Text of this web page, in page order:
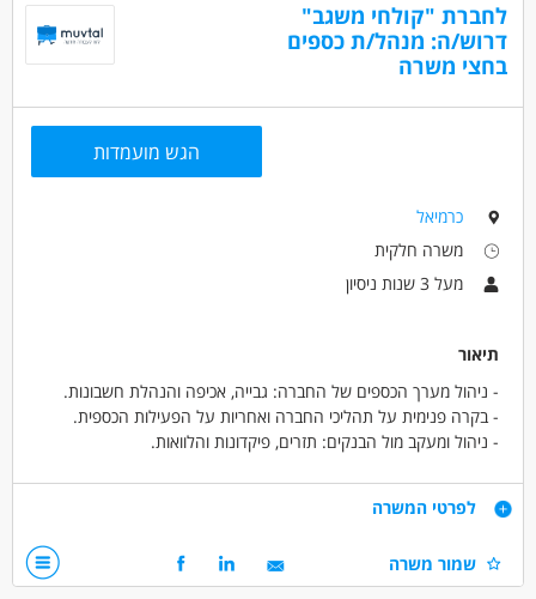
לחברת "קולחי משגב"
דרוש/ה: מנהל/ת כספים
בחצי משרה
הגש מועמדות
כרמיאל
משרה חלקית
מעל 3 שנות ניסיון
תיאור
- ניהול מערך הכספים של החברה: גבייה, אכיפה והנהלת חשבונות.
- בקרה פנימית על תהליכי החברה ואחריות על הפעילות הכספית.
- ניהול ומעקב מול הבנקים: תזרים, פיקדונות והלוואות.
- הכנת תוכנית עבודה ותקציב, בקרה ויישום.
- ליווי ובקרת דוחות שנתיים מול רו"ח מבקר.
- קשר שוטף עם ספקים, נציגי יישובים ותושבים.
- עבודה מול מנכ"ל החברה וסיוע בקבלת החלטות.
דרישות
- רואה/ת חשבון מוסמך/ת או כלכלנ/ית - חובה.
- ניסיון בניהול כספים והנהלת חשבונות - חובה.
לפרטי המשרה
שמור משרה